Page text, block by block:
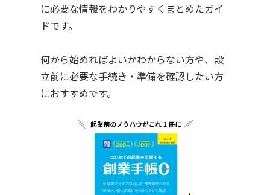
に必要な情報をわかりやすくまとめたガイ
ドです。
何から始めればよいかわからない方や、設
立前に必要な手続き・準備を確認したい方
におすすめです。